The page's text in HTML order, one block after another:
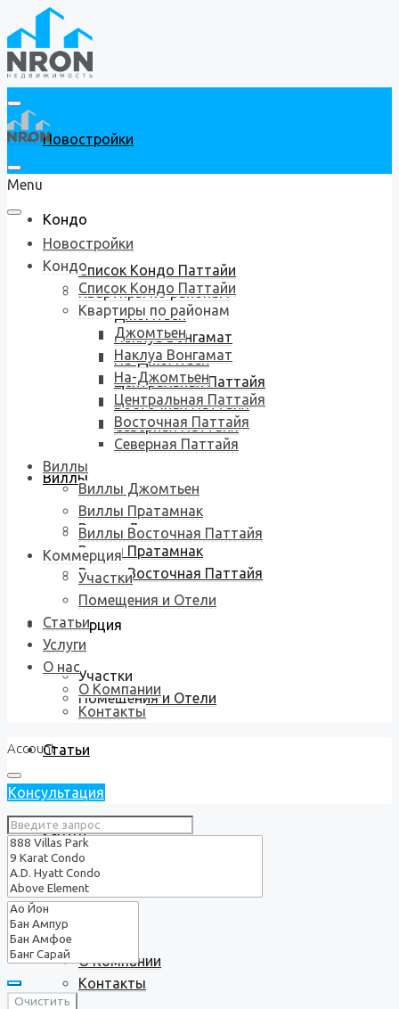
Новостройки
Кондо
Список Кондо Паттайи
Квартиры по районам
Джомтьен
Наклуа Вонгамат
На-Джомтьен
Центральная Паттайя
Восточная Паттайя
Северная Паттайя
Виллы
Виллы Джомтьен
Виллы Пратамнак
Виллы Восточная Паттайя
Коммерция
Участки
Помещения и Отели
Статьи
Услуги
О нас
О Компании
Контакты
Menu
Новостройки
Кондо
Список Кондо Паттайи
Квартиры по районам
Джомтьен
Наклуа Вонгамат
На-Джомтьен
Центральная Паттайя
Восточная Паттайя
Северная Паттайя
Виллы
Виллы Джомтьен
Виллы Пратамнак
Виллы Восточная Паттайя
Коммерция
Участки
Помещения и Отели
Статьи
Услуги
О нас
О Компании
Контакты
Account
Консультация
Очистить